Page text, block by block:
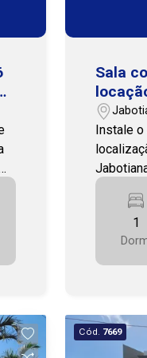
Sala
Instale o
sala
solar
imóvel
ar-
para
1
Cód. 7669